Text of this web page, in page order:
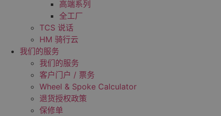
高端系列
全工厂
TCS 说话
HM 骑行云
我们的服务
我们的服务
客户门户 / 票务
Wheel & Spoke Calculator
退货授权政策
保修单